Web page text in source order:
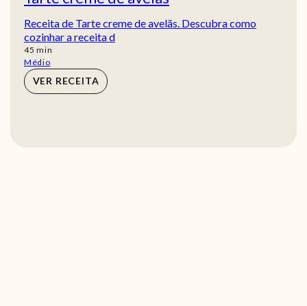
Receita de Tarte creme de avelãs. Descubra como
cozinhar a receita d
45 min
min
Médio
VER RECEITA